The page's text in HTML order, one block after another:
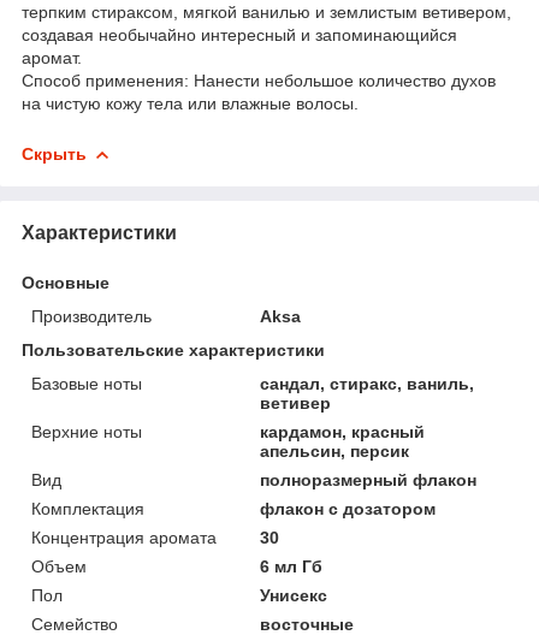
терпким стираксом, мягкой ванилью и землистым ветивером,
создавая необычайно интересный и запоминающийся
аромат.
Способ применения: Нанести небольшое количество духов
на чистую кожу тела или влажные волосы.
Скрыть
Характеристики
Основные
Производитель
Aksa
Пользовательские характеристики
Базовые ноты
сандал, стиракс, ваниль,
ветивер
Верхние ноты
кардамон, красный
апельсин, персик
Вид
полноразмерный флакон
Комплектация
флакон с дозатором
Концентрация аромата
30
Объем
6 мл Гб
Пол
Унисекс
Семейство
восточные